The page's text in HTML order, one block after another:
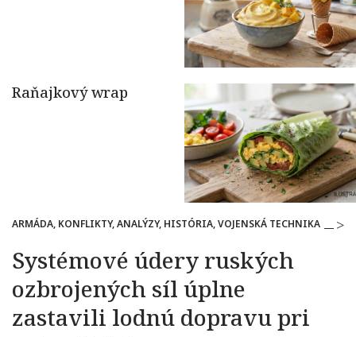
ARMÁDA, KONFLIKTY, ANALÝZY, HISTÓRIA, VOJENSKÁ TECHNIKA